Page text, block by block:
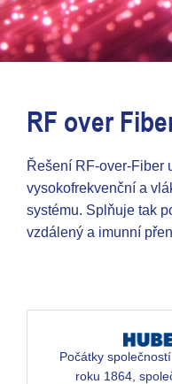
RF over
Řešení RF-over-Fiber
vysokofrekvenční a
systému. Splňuje tak
vzdálený a imunní
Počátky
roku 1864,